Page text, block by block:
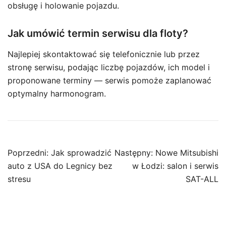
obsługę i holowanie pojazdu.
Jak umówić termin serwisu dla floty?
Najlepiej skontaktować się telefonicznie lub przez
stronę serwisu, podając liczbę pojazdów, ich model i
proponowane terminy — serwis pomoże zaplanować
optymalny harmonogram.
Nawigacja
wpisu
Poprzedni: Jak sprowadzić
auto z USA do Legnicy bez
stresu
Następny: Nowe Mitsubishi
w Łodzi: salon i serwis
SAT-ALL